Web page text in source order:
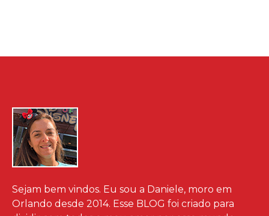
Sejam bem vindos. Eu sou a Daniele, moro em
Orlando desde 2014. Esse BLOG foi criado para